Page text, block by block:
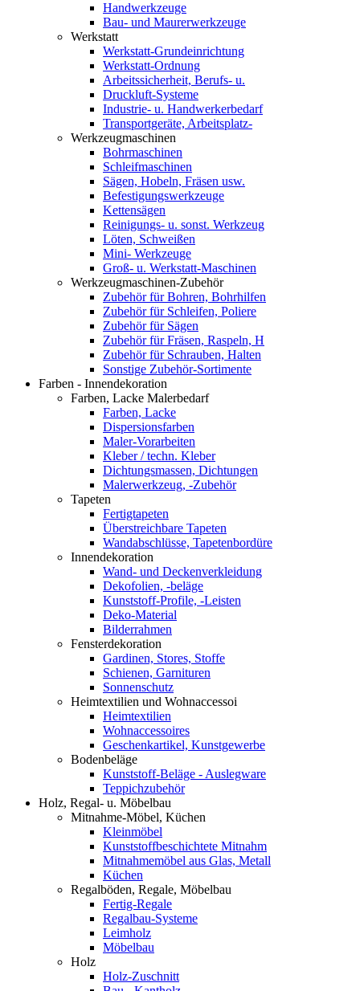
Handwerkzeuge
Bau- und Maurerwerkzeuge
Werkstatt
Werkstatt-Grundeinrichtung
Werkstatt-Ordnung
Arbeitssicherheit, Berufs- u.
Druckluft-Systeme
Industrie- u. Handwerkerbedarf
Transportgeräte, Arbeitsplatz-
Werkzeugmaschinen
Bohrmaschinen
Schleifmaschinen
Sägen, Hobeln, Fräsen usw.
Befestigungswerkzeuge
Kettensägen
Reinigungs- u. sonst. Werkzeug
Löten, Schweißen
Mini- Werkzeuge
Groß- u. Werkstatt-Maschinen
Werkzeugmaschinen-Zubehör
Zubehör für Bohren, Bohrhilfen
Zubehör für Schleifen, Poliere
Zubehör für Sägen
Zubehör für Fräsen, Raspeln, H
Zubehör für Schrauben, Halten
Sonstige Zubehör-Sortimente
Farben - Innendekoration
Farben, Lacke Malerbedarf
Farben, Lacke
Dispersionsfarben
Maler-Vorarbeiten
Kleber / techn. Kleber
Dichtungsmassen, Dichtungen
Malerwerkzeug, -Zubehör
Tapeten
Fertigtapeten
Überstreichbare Tapeten
Wandabschlüsse, Tapetenbordüre
Innendekoration
Wand- und Deckenverkleidung
Dekofolien, -beläge
Kunststoff-Profile, -Leisten
Deko-Material
Bilderrahmen
Fensterdekoration
Gardinen, Stores, Stoffe
Schienen, Garnituren
Sonnenschutz
Heimtextilien und Wohnaccessoi
Heimtextilien
Wohnaccessoires
Geschenkartikel, Kunstgewerbe
Bodenbeläge
Kunststoff-Beläge - Auslegware
Teppichzubehör
Holz, Regal- u. Möbelbau
Mitnahme-Möbel, Küchen
Kleinmöbel
Kunststoffbeschichtete Mitnahm
Mitnahmemöbel aus Glas, Metall
Küchen
Regalböden, Regale, Möbelbau
Fertig-Regale
Regalbau-Systeme
Leimholz
Möbelbau
Holz
Holz-Zuschnitt